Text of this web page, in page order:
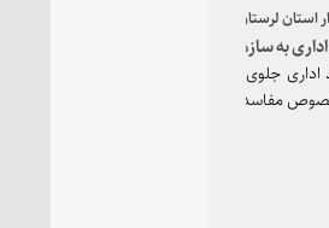
لرستان:
سازمان بازرسی ارائه شود
جلوی چشم مردم قرار دارد، گفت:
اداری به سازمان بازرسی ارائه